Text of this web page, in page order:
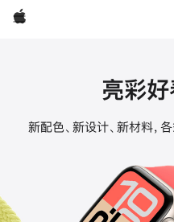
Apple
Apple
亮彩
新配色、新设计、新材料，